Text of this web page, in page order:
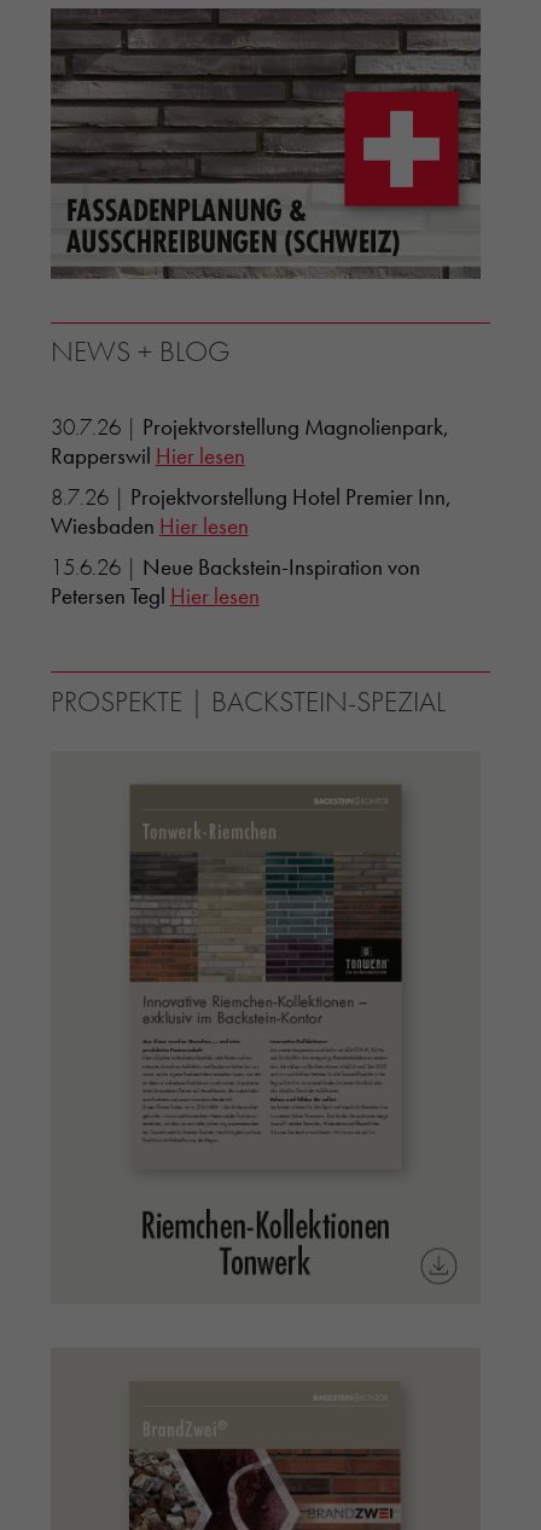
NEWS + BLOG
30.7.26 | Projektvorstellung Magnolienpark,
Rapperswil Hier lesen
8.7.26 | Projektvorstellung Hotel Premier Inn,
Wiesbaden Hier lesen
15.6.26 | Neue Backstein-Inspiration von
Petersen Tegl Hier lesen
PROSPEKTE | BACKSTEIN-SPEZIAL